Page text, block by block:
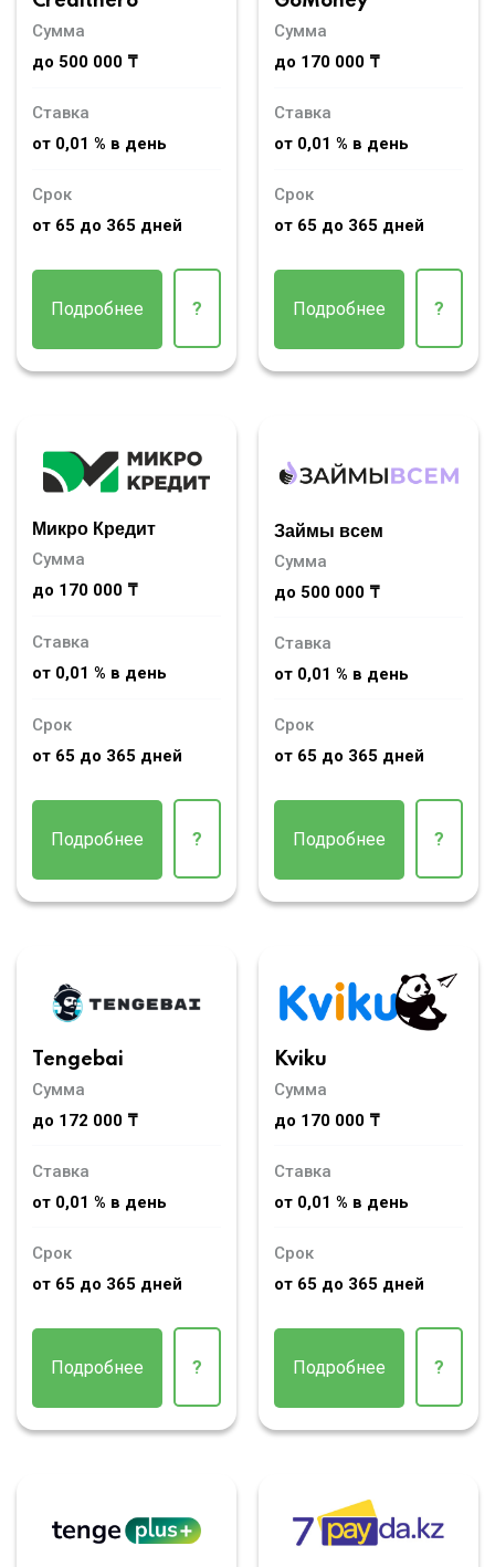
Сумма
до 500 000 ₸
Ставка
от 0,01 % в день
Срок
от 65 до 365 дней
Подробнее ?
Сумма
до 170 000 ₸
Ставка
от 0,01 % в день
Срок
от 65 до 365 дней
Подробнее ?
Микро Кредит
Сумма
до 170 000 ₸
Ставка
от 0,01 % в день
Срок
от 65 до 365 дней
Подробнее ?
Займы всем
Сумма
до 500 000 ₸
Ставка
от 0,01 % в день
Срок
от 65 до 365 дней
Подробнее ?
Tengebai
Сумма
до 172 000 ₸
Ставка
от 0,01 % в день
Срок
от 65 до 365 дней
Подробнее ?
Kviku
Сумма
до 170 000 ₸
Ставка
от 0,01 % в день
Срок
от 65 до 365 дней
Подробнее ?